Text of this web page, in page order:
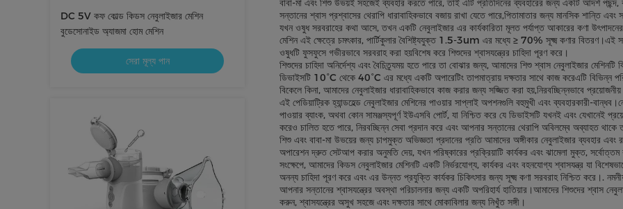
DC 5V কফ কোল্ড কিডস নেবুলাইজার মেশিন
বুডেসোনাইড অ্যাজমা হোম মেশিন
সেরা মূল্য পান
বাবা-মা এবং শিশু উভয়ই সহজেই ব্যবহার করতে পারে, তাই এটি প্রতিদিনের ব্যবহারের জন্য একটি আদর্শ
সন্তানের শ্বাস প্রশ্বাসের থেরাপি ধারাবাহিকভাবে বজায় রাখা যেতে পারে,পিতামাতার জন্য মানসিক শান্তি এবং
যখন ওষুধ সরবরাহের কথা আসে, তখন একটি নেবুলাইজার এর কার্যকারিতা মূলত পর্যাপ্ত আকারের কণা উৎপাদনের
মেশিন এই ক্ষেত্রে চমৎকার, পার্টিকুলার বৈশিষ্ট্যযুক্ত 1.5-3um এর মধ্যে ≥ 70% সূক্ষ্ম কণার বিতরণ।এই
ওষুধটি ফুসফুসে গভীরভাবে সরবরাহ করা হয়বিশেষ করে শিশুদের শ্বাসযন্ত্রের চাহিদা পূরণ করে।
শিশুদের চাহিদা অনির্দেশ্য এবং বৈচিত্র্যময় হতে পারে তা বোঝার জন্য, আমাদের শিশু শ্বাস নেবুলাইজার
ডিভাইসটি 10°C থেকে 40°C এর মধ্যে একটি অপারেটিং তাপমাত্রায় দক্ষতার সাথে কাজ করেএটি বিভিন্ন
বিকেলে কিনা, আমাদের নেবুলাইজার ধারাবাহিকভাবে কাজ করার জন্য সজ্জিত করা হয়,নিরবচ্ছিন্নভাবে প্রয়োজনীয়
এই পেডিয়াট্রিক হ্যান্ডহেল্ড নেবুলাইজার মেশিনের পাওয়ার সাপ্লাই অপশনগুলি বহুমুখী এবং ব্যবহারকারী-
পাওয়ার ব্যাংক, অথবা কোন সামঞ্জস্যপূর্ণ ইউএসবি পোর্ট, যা নিশ্চিত করে যে ডিভাইসটি যখনই এবং যেখানেই
করেও চালিত হতে পারে, নিরবচ্ছিন্ন সেবা প্রদান করে এবং আপনার সন্তানের থেরাপি অবিলম্বে অব্যাহত থাকে
শিশু এবং বাবা-মা উভয়ের জন্য চাপমুক্ত অভিজ্ঞতা প্রদানের প্রতি আমাদের অঙ্গীকার নেবুলাইজার ব্যবহার
অপারেশন দ্রুত সেটআপ করার অনুমতি দেয়, যখন পরিষ্কারের প্রক্রিয়াটি কার্যকর এবং ঝামেলা মুক্ত, সর্বোত্তম
সংক্ষেপে, আমাদের কিডস নেবুলাইজার মেশিনটি একটি নির্ভরযোগ্য, কার্যকর এবং বহনযোগ্য শ্বাসযন্ত্র যা
অনন্য চাহিদা পূরণ করে এবং এর উন্নত প্রযুক্তি কার্যকর চিকিৎসার জন্য সূক্ষ্ম কণা সরবরাহ নিশ্চিত করে।.
আপনার সন্তানের শ্বাসযন্ত্রের অবস্থা পরিচালনার জন্য একটি অপরিহার্য হাতিয়ার।আমাদের শিশুদের শ্বাস
করুন, শ্বাসযন্ত্রের অসুখ সহজে এবং দক্ষতার সাথে মোকাবিলার জন্য নিখুঁত সঙ্গী।